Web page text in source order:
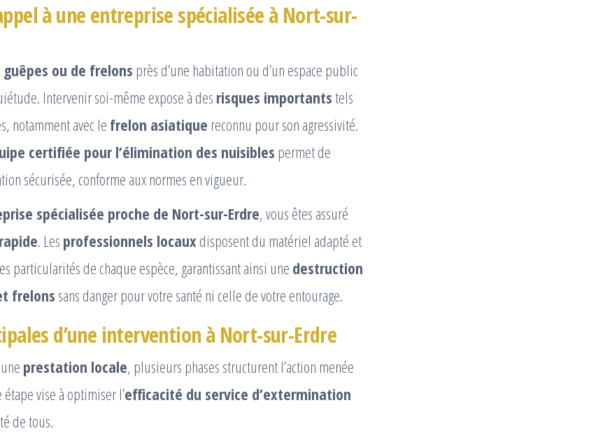
à une entreprise spécialisée à Nort-sur-
ou de frelons près d’une habitation ou d’un espace public
Intervenir soi-même expose à des risques importants tels
notamment avec lefrelon asiatique reconnu pour son agressivité.
certifiée pour l’élimination des nuisibles permet de
sécurisée, conforme aux normes en vigueur.
spécialisée proche de Nort-sur-Erdre, vous êtes assuré
. Les professionnels locauxdisposent du matériel adapté et
particularités de chaque espèce, garantissant ainsi une destruction
frelonssans danger pour votre santé ni celle de votre entourage.
d’une intervention à Nort-sur-Erdre
prestation locale, plusieurs phases structurent l’action menée
vise à optimiser l’efficacité du service d’extermination
de tous.